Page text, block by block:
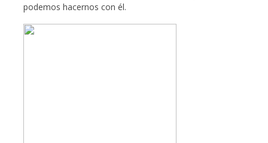
podemos hacernos con él.